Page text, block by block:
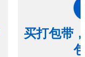
买打包带